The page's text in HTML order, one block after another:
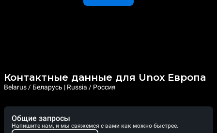
Контактные данные для Unox Европа
Belarus / Беларусь | Russia / Россия
Общие запросы
Напишите нам, и мы свяжемся с вами как можно быстрее.